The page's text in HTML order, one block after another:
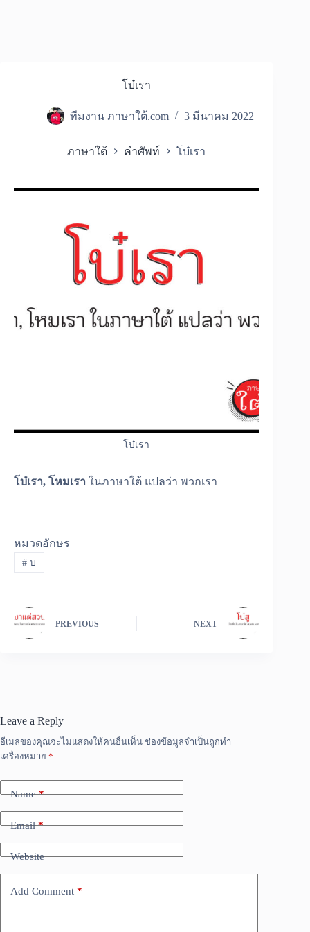
โบ๋เรา
ทีมงาน ภาษาใต้.com 3 มีนาคม 2022
ภาษาใต้ คำศัพท์ โบ๋เรา
โบ๋เรา
โบ๋เรา, โหมเรา ในภาษาใต้ แปลว่า พวกเรา
หมวดอักษร
#บ
PREVIOUS NEXT
Leave a Reply
อีเมลของคุณจะไม่แสดงให้คนอื่นเห็น ช่องข้อมูลจำเป็นถูกทำ
เครื่องหมาย *
Name*
Email*
Website
Add Comment *